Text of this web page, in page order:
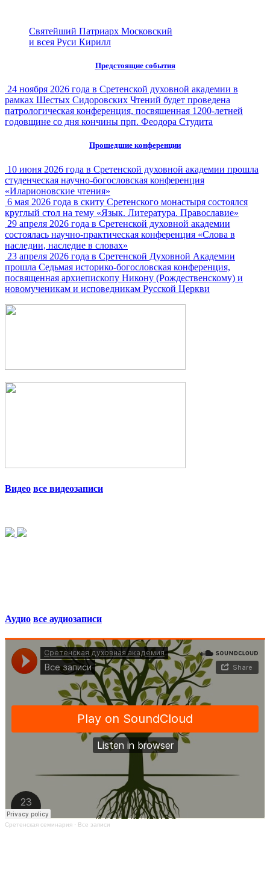
Святейший Патриарх Московский
и всея Руси Кирилл
Предстоящие события
24 ноября 2026 года в Сретенской духовной академии в
рамках Шестых Сидоровских Чтений будет проведена
патрологическая конференция, посвященная 1200-летней
годовщине со дня кончины прп. Феодора Студита
Прошедшие конференции
10 июня 2026 года в Сретенской духовной академии прошла
студенческая научно-богословская конференция
«Иларионовские чтения»
6 мая 2026 года в скиту Сретенского монастыря состоялся
круглый стол на тему «Язык. Литература. Православие»
29 апреля 2026 года в Сретенской духовной академии
состоялась научно-практическая конференция «Слова в
наследии, наследие в словах»
23 апреля 2026 года в Сретенской Духовной Академии
прошла Седьмая историко-богословская конференция,
посвященная архиепископу Никону (Рождественскому) и
новомученикам и исповедникам Русской Церкви
Видео все видеозаписи
Аудио все аудиозаписи
Сретенская семинария · Все записи